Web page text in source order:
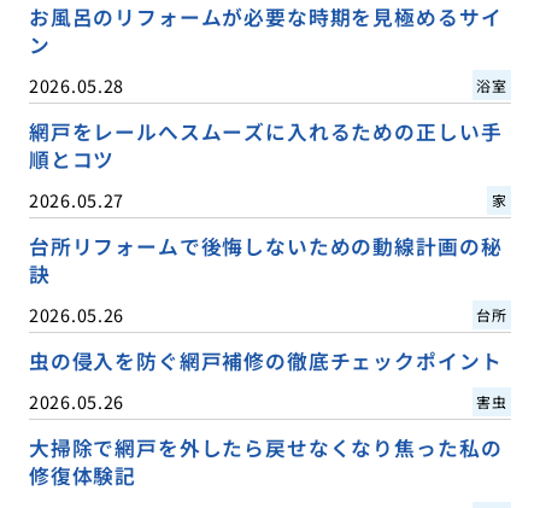
お風呂のリフォームが必要な時期を見極めるサイ
ン
2026.05.28 浴室
網戸をレールへスムーズに入れるための正しい手
順とコツ
2026.05.27 家
台所リフォームで後悔しないための動線計画の秘
訣
2026.05.26 台所
虫の侵入を防ぐ網戸補修の徹底チェックポイント
2026.05.26 害虫
大掃除で網戸を外したら戻せなくなり焦った私の
修復体験記